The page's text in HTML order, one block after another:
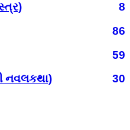
8
86
59
નવલકથા)
30